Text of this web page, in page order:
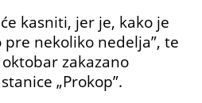
kasniti, jer je, kako je
pre nekoliko nedelja”, te
zakazano
„Prokop”.